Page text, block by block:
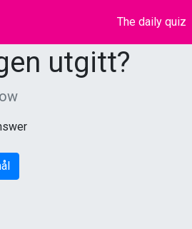
The daily quiz
utgitt?